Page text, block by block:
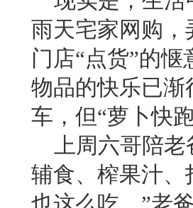
雨天宅家网购
门店“点货”的
物品的快乐已
车，但“萝卜快
上周六哥陪
辅食、榨果汁、